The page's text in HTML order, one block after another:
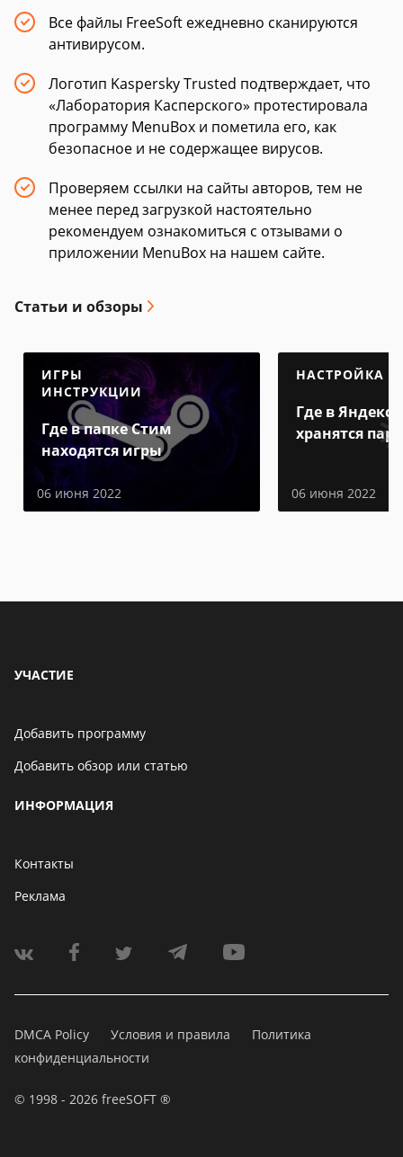
Все файлы FreeSoft ежедневно сканируются
антивирусом.
Логотип Kaspersky Trusted подтверждает, что
«Лаборатория Касперского» протестировала
программу MenuBox и пометила его, как
безопасное и не содержащее вирусов.
Проверяем ссылки на сайты авторов, тем не
менее перед загрузкой настоятельно
рекомендуем ознакомиться с отзывами о
приложении MenuBox на нашем сайте.
Статьи и обзоры
ИГРЫ
ИНСТРУКЦИИ
Где в папке Стим
находятся игры
06 июня 2022
НАСТРОЙКА
Где в Яндекс
хранятся
06 июня 2022
УЧАСТИЕ
Добавить программу
Добавить обзор или статью
ИНФОРМАЦИЯ
Контакты
Реклама
DMCA Policy Условия и правила
Политика
конфиденциальности
© 1998 - 2026 freeSOFT ®